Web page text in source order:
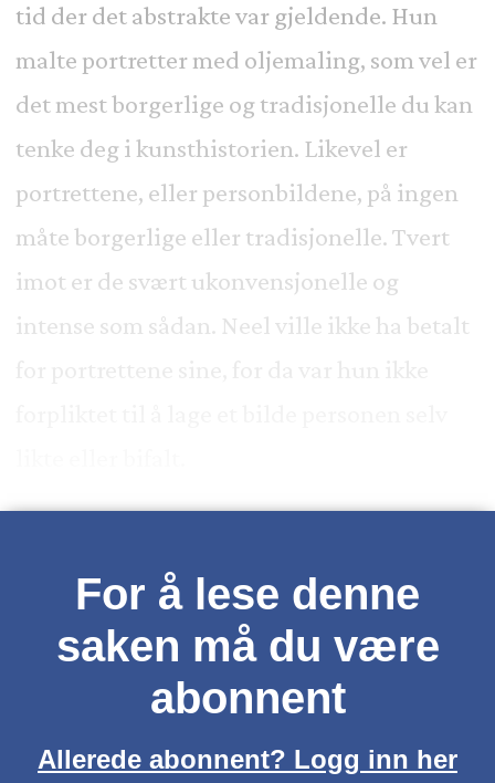
tid der det abstrakte var gjeldende. Hun
malte portretter med oljemaling, som vel er
det mest borgerlige og tradisjonelle du kan
tenke deg i kunsthistorien. Likevel er
portrettene, eller personbildene, på ingen
måte borgerlige eller tradisjonelle. Tvert
imot er de svært ukonvensjonelle og
intense som sådan. Neel ville ikke ha betalt
For å lese denne
saken må du være
abonnent
Allerede abonnent? Logg inn her